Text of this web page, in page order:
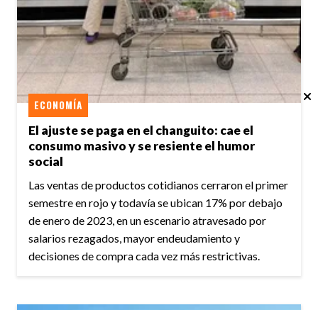
El ajuste se paga en el changuito: cae el
consumo masivo y se resiente el humor
social
ECONOMÍA
Las ventas de productos cotidianos cerraron el primer
semestre en rojo y todavía se ubican 17% por debajo
de enero de 2023, en un escenario atravesado por
salarios rezagados, mayor endeudamiento y
decisiones de compra cada vez más restrictivas.